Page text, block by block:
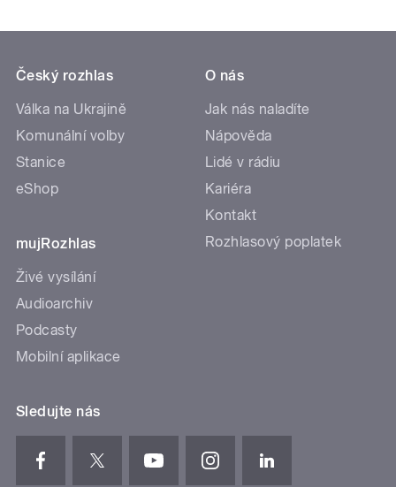
Český rozhlas
Válka na Ukrajině
Komunální volby
Stanice
eShop
mujRozhlas
Živé vysílání
Audioarchiv
Podcasty
Mobilní aplikace
O nás
Jak nás naladíte
Nápověda
Lidé v rádiu
Kariéra
Kontakt
Rozhlasový poplatek
Sledujte nás